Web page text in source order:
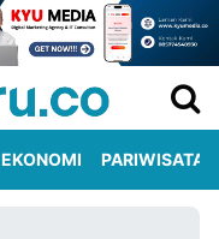
EKONOMI PARIWISATA